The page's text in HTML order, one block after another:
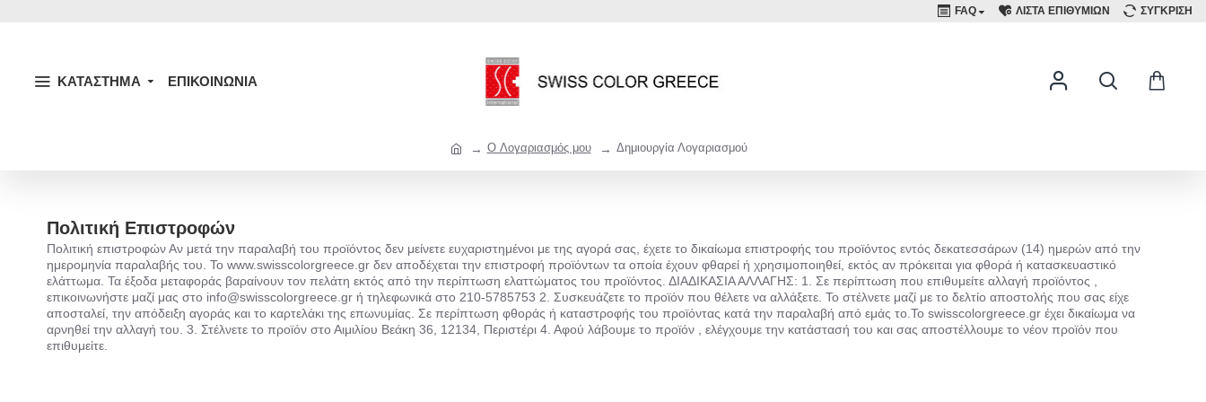
FAQ ΛΙΣΤΑ ΕΠΙΘΥΜΙΩΝ ΣΥΓΚΡΙΣΗ
ΚΑΤΑΣΤΗΜΑ ΕΠΙΚΟΙΝΩΝΙΑ
O Λογαριασμός μου Δημιουργία Λογαριασμού
Πολιτική Επιστροφών
Πολιτική επιστροφών Αν μετά την παραλαβή του προϊόντος δεν μείνετε ευχαριστημένοι με της αγορά σας, έχετε το δικαίωμα επιστροφής του προϊόντος εντός δεκατεσσάρων (14) ημερών από την
ημερομηνία παραλαβής του. Το www.swisscolorgreece.gr δεν αποδέχεται την επιστροφή προϊόντων τα οποία έχουν φθαρεί ή χρησιμοποιηθεί, εκτός αν πρόκειται για φθορά ή κατασκευαστικό
ελάττωμα. Τα έξοδα μεταφοράς βαραίνουν τον πελάτη εκτός από την περίπτωση ελαττώματος του προϊόντος. ΔΙΑΔΙΚΑΣΙΑ ΑΛΛΑΓΗΣ: 1. Σε περίπτωση που επιθυμείτε αλλαγή προϊόντος ,
επικοινωνήστε μαζί μας στο info@swisscolorgreece.gr ή τηλεφωνικά στο 210-5785753 2. Συσκευάζετε το προϊόν που θέλετε να αλλάξετε. Το στέλνετε μαζί με το δελτίο αποστολής που σας είχε
αποσταλεί, την απόδειξη αγοράς και το καρτελάκι της επωνυμίας. Σε περίπτωση φθοράς ή καταστροφής του προϊόντας κατά την παραλαβή από εμάς το.Το swisscolorgreece.gr έχει δικαίωμα να
αρνηθεί την αλλαγή του. 3. Στέλνετε το προϊόν στο Αιμιλίου Βεάκη 36, 12134, Περιστέρι 4. Αφού λάβουμε το προϊόν , ελέγχουμε την κατάστασή του και σας αποστέλλουμε το νέον προϊόν που
επιθυμείτε.